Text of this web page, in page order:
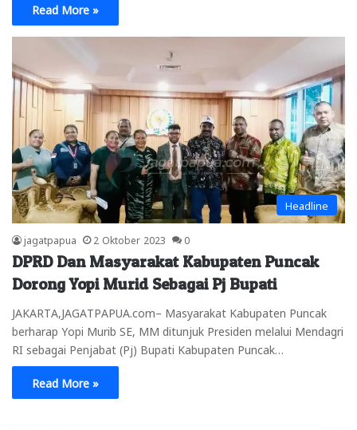
Read More »
Headline
jagatpapua 2 Oktober 2023 0
DPRD Dan Masyarakat Kabupaten Puncak
Dorong Yopi Murid Sebagai Pj Bupati
JAKARTA,JAGATPAPUA.com– Masyarakat Kabupaten Puncak
berharap Yopi Murib SE, MM ditunjuk Presiden melalui Mendagri
RI sebagai Penjabat (Pj) Bupati Kabupaten Puncak…
Read More »